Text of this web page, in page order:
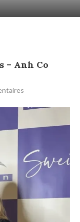
– Anh Co